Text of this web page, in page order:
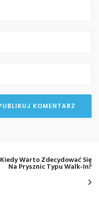
Kiedy Warto Zdecydować Się
Na Prysznic Typu Walk-In?